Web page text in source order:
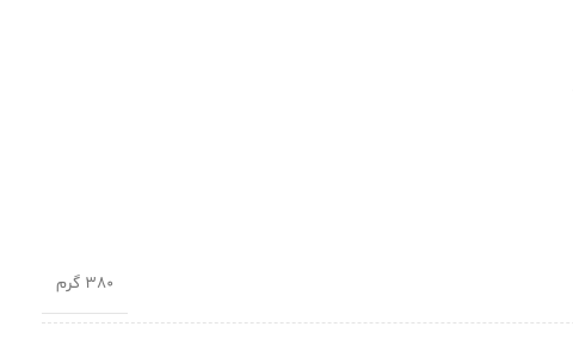
380 گرم